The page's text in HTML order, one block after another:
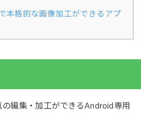
本格的な画像加工ができるアプ
編集・加工ができるAndroid専用